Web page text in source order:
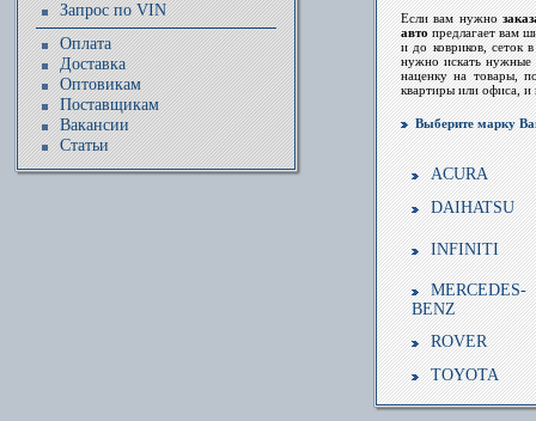
Запрос по VIN
Оплата
Доставка
Оптовикам
Поставщикам
Вакансии
Статьи
Если вам нужно
автопредлагает вам
и до ковриков, сеток
нужно искать нужные
наценку на товары,
квартиры или офиса,
Выберите марку
ACURA
DAIHATSU
INFINITI
MERCEDES-
BENZ
ROVER
TOYOTA